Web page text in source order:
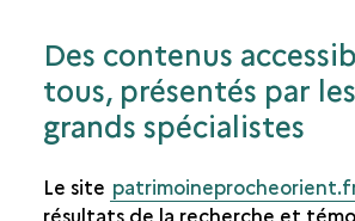
Des contenus
tous, présentés par
grands spécialistes
Le site
résultats de la recherche et